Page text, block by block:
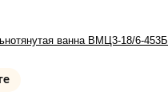
ванна ВМЦ3-18/6-453Б